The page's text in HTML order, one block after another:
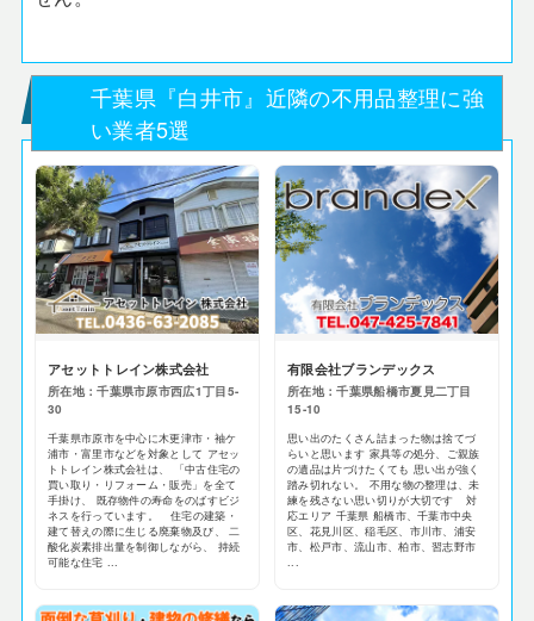
千葉県『白井市』近隣の不用品整理に強
い業者5選
アセットトレイン株式会社
所在地：千葉県市原市西広1丁目5-
30
千葉県市原市を中心に木更津市・袖ケ
浦市・富里市などを対象として アセッ
トトレイン株式会社は、 「中古住宅の
買い取り・リフォーム・販売」を全て
手掛け、 既存物件の寿命をのばすビジ
ネスを行っています。 住宅の建築・
建て替えの際に生じる廃棄物及び、 二
酸化炭素排出量を制御しながら、 持続
可能な住宅 ...
有限会社ブランデックス
所在地：千葉県船橋市夏見二丁目
15‐10
思い出のたくさん詰まった物は捨てづ
らいと思います 家具等の処分、ご親族
の遺品は片づけたくても 思い出が強く
踏み切れない。 不用な物の整理は、未
練を残さない思い切りが大切です 対
応エリア 千葉県 船橋市、千葉市中央
区、花見川区、稲毛区、市川市、浦安
市、松戸市、流山市、柏市、習志野市
...